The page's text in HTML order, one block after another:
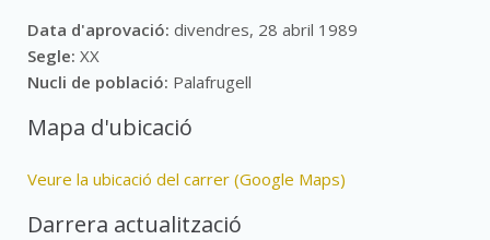
Data d'aprovació: divendres, 28 abril 1989
Segle: XX
Nucli de població: Palafrugell
Mapa d'ubicació
Veure la ubicació del carrer (Google Maps)
Darrera actualització